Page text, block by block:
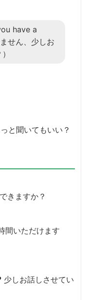
have a
せん、少しお
と聞いてもいい？
きますか？
間いただけます
少しお話しさせてい